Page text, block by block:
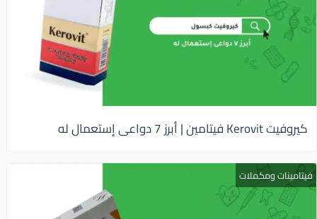
كيروفيت Kerovit فيتامين | أبرز 7 دواعى إستعمال له
فيتامينات ومكملات